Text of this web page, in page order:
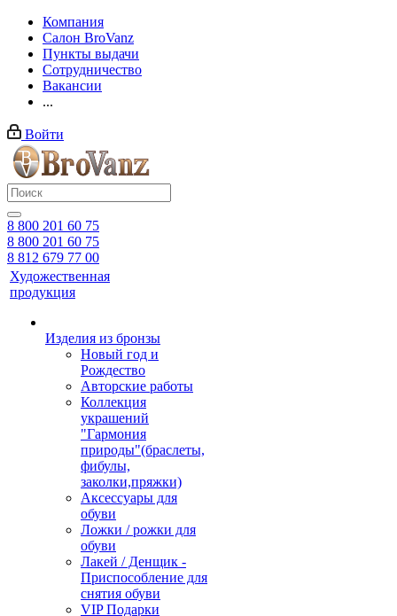
Компания
Салон BroVanz
Пункты выдачи
Сотрудничество
Вакансии
...
Войти
8 800 201 60 75
8 800 201 60 75
8 812 679 77 00
Художественная
продукция
Изделия из бронзы
Новый год и
Рождество
Авторские работы
Коллекция
украшений
"Гармония
природы"(браслеты,
фибулы,
заколки,пряжки)
Аксессуары для
обуви
Ложки / рожки для
обуви
Лакей / Денщик -
Приспособление для
снятия обуви
VIP Подарки